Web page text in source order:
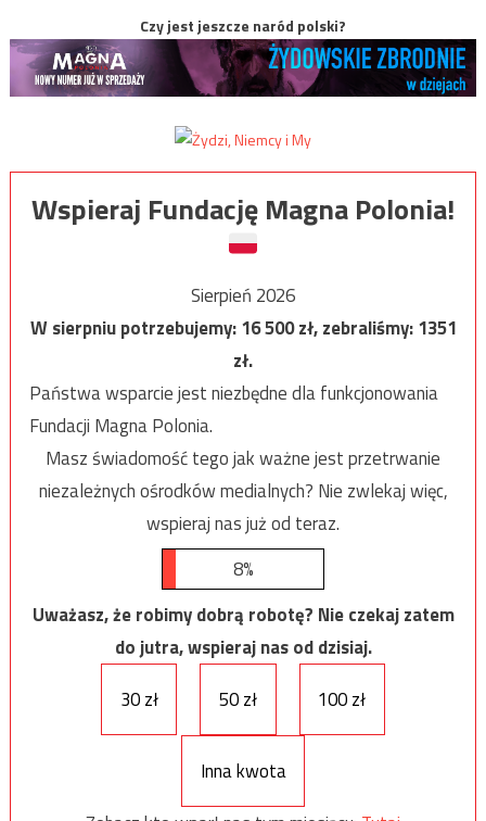
Czy jest jeszcze naród polski?
Wspieraj Fundację Magna Polonia!
Sierpień 2026
W sierpniu potrzebujemy:16 500zł, zebraliśmy:1351
zł.
Państwa wsparcie jest niezbędne dla funkcjonowania
Fundacji Magna Polonia.
Masz świadomość tego jak ważne jest przetrwanie
niezależnych ośrodków medialnych? Nie zwlekaj więc,
wspieraj nas już od teraz.
8%
Uważasz, że robimy dobrą robotę? Nie czekaj zatem
do jutra, wspieraj nas od dzisiaj.
30 zł
50 zł 100 zł
Inna kwota